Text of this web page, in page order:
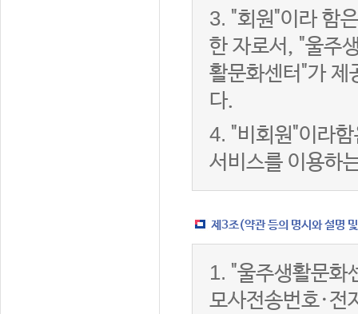
3. "회원"이라 함
한 자로서, "울주
활문화센터"가 제
다.
4. "비회원"이라
서비스를 이용하
제3조(약관 등의 명시와 설명
1. "울주생활문화
모사전송번호·전